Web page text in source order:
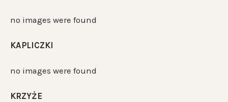
no images were found
KAPLICZKI
no images were found
KRZYŻE